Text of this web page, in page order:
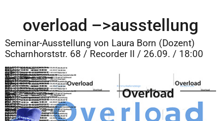
overload –>ausstellung
Seminar-Ausstellung von Laura Born (Dozent)
Scharnhorststr. 68 / Recorder II / 26.09. / 18:00